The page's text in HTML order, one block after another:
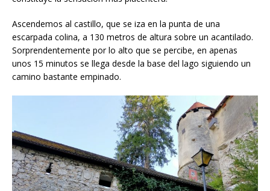
Ascendemos al castillo, que se iza en la punta de una
escarpada colina, a 130 metros de altura sobre un acantilado.
Sorprendentemente por lo alto que se percibe, en apenas
unos 15 minutos se llega desde la base del lago siguiendo un
camino bastante empinado.